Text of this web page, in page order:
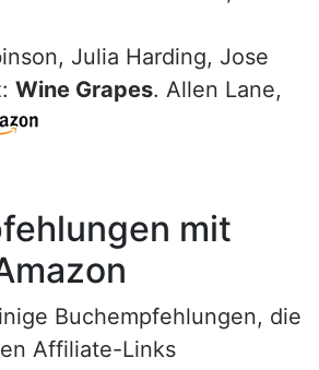
Julia Harding, Jose
Wine Grapes. Allen Lane,
mit
Buchempfehlungen, die
Affiliate-Links